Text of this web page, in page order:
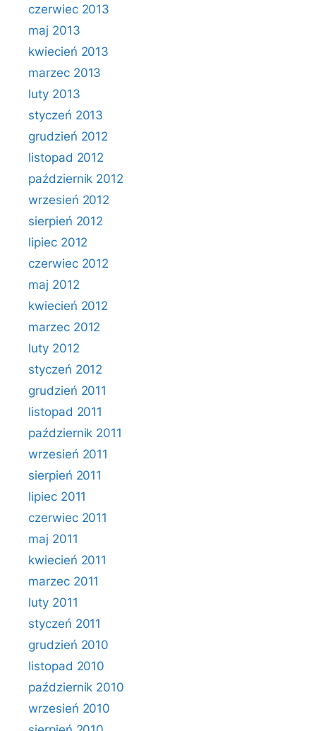
czerwiec 2013
maj 2013
kwiecień 2013
marzec 2013
luty 2013
styczeń 2013
grudzień 2012
listopad 2012
październik 2012
wrzesień 2012
sierpień 2012
lipiec 2012
czerwiec 2012
maj 2012
kwiecień 2012
marzec 2012
luty 2012
styczeń 2012
grudzień 2011
listopad 2011
październik 2011
wrzesień 2011
sierpień 2011
lipiec 2011
czerwiec 2011
maj 2011
kwiecień 2011
marzec 2011
luty 2011
styczeń 2011
grudzień 2010
listopad 2010
październik 2010
wrzesień 2010